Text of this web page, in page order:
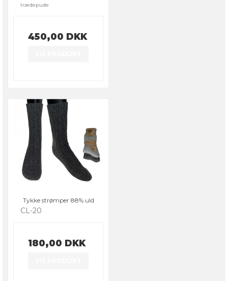
trædepude
450,00 DKK
Tykke strømper 88% uld
CL-20
180,00 DKK